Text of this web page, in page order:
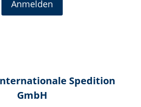
Spedition
GmbH